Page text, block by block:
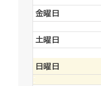
金曜日
土曜日
日曜日